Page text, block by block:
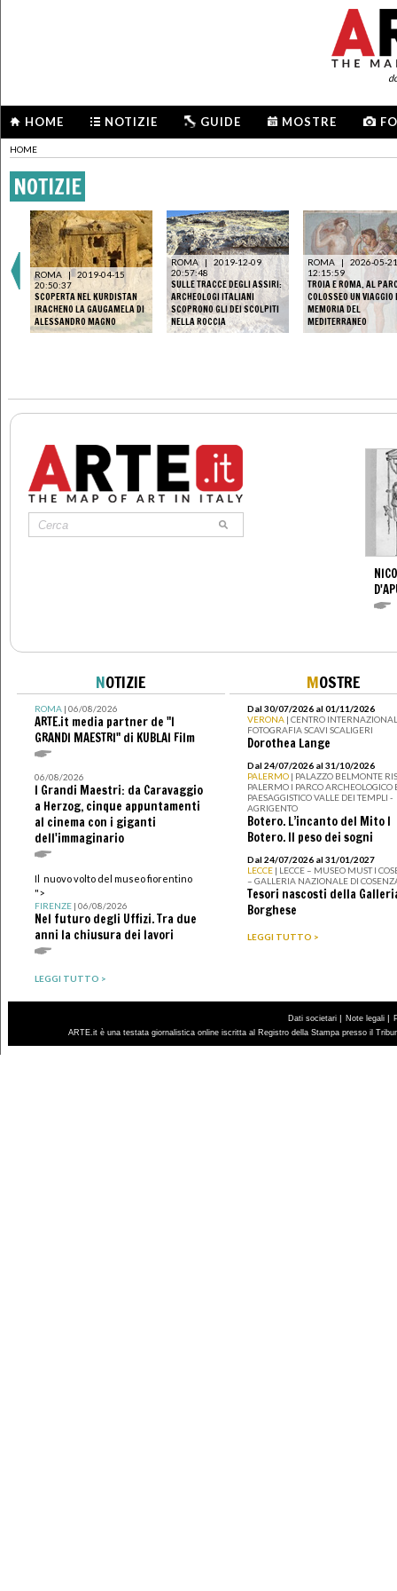
HOME NOTIZIE GUIDE MOSTRE
HOME
NOTIZIE
ROMA | 2019-04-15
20:50:37
SCOPERTA NEL KURDISTAN
IRACHENO LA GAUGAMELA DI
ALESSANDRO MAGNO
ROMA |
2019-12-09
20:57:48
SULLE TRACCE DEGLI ASSIRI:
ARCHEOLOGI ITALIANI
SCOPRONO GLI DEI SCOLPITI
NELLA ROCCIA
ROMA |
2026-05-21
12:15:59
TROIA E ROMA. AL
COLOSSEO UN VIAGGIO
MEMORIA DEL
MEDITERRANEO
NOTIZIE
ROMA| 06/08/2026
ARTE.it media partner de "I
GRANDI MAESTRI" di KUBLAI Film
06/08/2026
I Grandi Maestri: da Caravaggio
a Herzog, cinque appuntamenti
al cinema con i giganti
dell'immaginario
Il nuovo volto del museo fiorentino
">
FIRENZE| 06/08/2026
Nel futuro degli Uffizi. Tra due
anni la chiusura dei lavori
LEGGI TUTTO >
MOSTRE
Dal 30/07/2026 al 01/11/2026
VERONA | CENTRO
FOTOGRAFIA SCAVI SCALIGERI
Dorothea Lange
Dal 24/07/2026 al 31/10/2026
PALERMO | PALAZZO BELMONTE
PALERMO I PARCO ARCHEOLOGICO
PAESAGGISTICO VALLE DEI TEMPLI -
AGRIGENTO
Botero. L’incanto del Mito I
Botero. Il peso dei sogni
Dal 24/07/2026 al 31/01/2027
LECCE | LECCE – MUSEO MUST I
– GALLERIA NAZIONALE DI
Tesori nascosti della
Borghese
LEGGI TUTTO >
Dati societari | Note legali |
ARTE.it è una testata giornalistica online iscritta al Registro della Stampa presso il